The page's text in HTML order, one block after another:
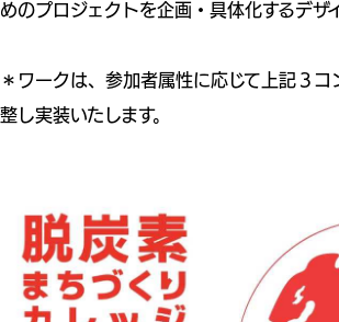
めのプロジェクトを企画・具体化するデザ
＊ワークは、参加者属性に応じて上記３
整し実装いたします。